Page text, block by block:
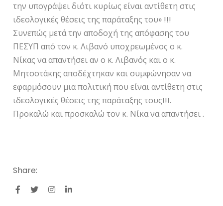
την υπογράψει διότι κυρίως είναι αντίθετη στις
ιδεολογικές θέσεις της παράταξης του» !!!
Συνεπώς μετά την αποδοχή της απόφασης του
ΠΕΣΥΠ από τον κ. Λιβανό υποχρεωμένος ο κ.
Νίκας να απαντήσει αν ο κ. Λιβανός και ο κ.
Μητσοτάκης αποδέχτηκαν και συμφώνησαν να
εφαρμόσουν μια πολιτική που είναι αντίθετη στις
ιδεολογικές θέσεις της παράταξης τους!!!.
Προκαλώ και προσκαλώ τον κ. Νίκα να απαντήσει .
Share: